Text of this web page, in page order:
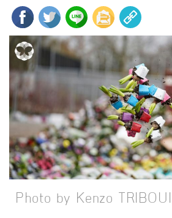
ABOUT
CONTACT
Channel Facebook
Channel Instagram
Twitter
Channel Youtube
Photo by Kenzo